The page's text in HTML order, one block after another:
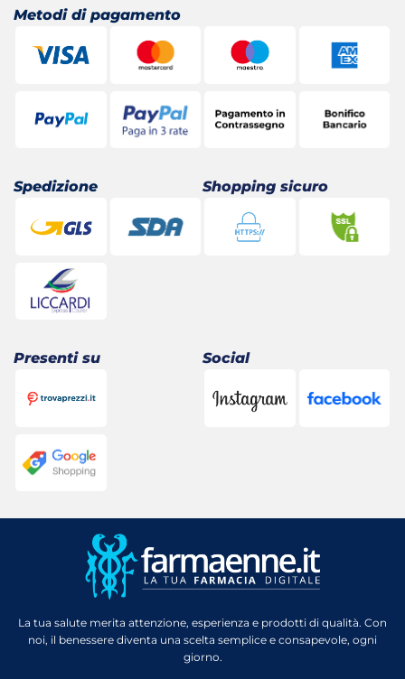
Metodi di pagamento
Spedizione Shopping sicuro
Presenti su Social
La tua salute merita attenzione, esperienza e prodotti di qualità. Con
noi, il benessere diventa una scelta semplice e consapevole, ogni
giorno.